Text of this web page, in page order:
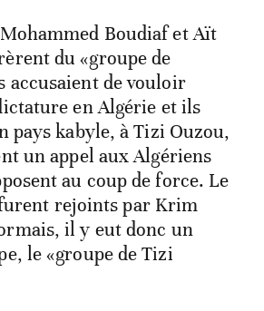
Boudiaf et Aït
du «groupe de
accusaient de vouloir
en Algérie et ils
pays kabyle, à Tizi Ouzou,
un appel aux Algériens
au coup de force. Le
rejoints par Krim
il y eut donc un
le «groupe de Tizi